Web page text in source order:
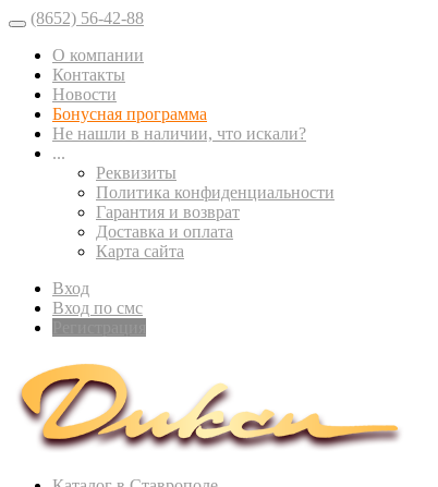
(8652) 56-42-88
О компании
Контакты
Новости
Бонусная программа
Не нашли в наличии, что искали?
...
Реквизиты
Политика конфиденциальности
Гарантия и возврат
Доставка и оплата
Карта сайта
Вход
Вход по смс